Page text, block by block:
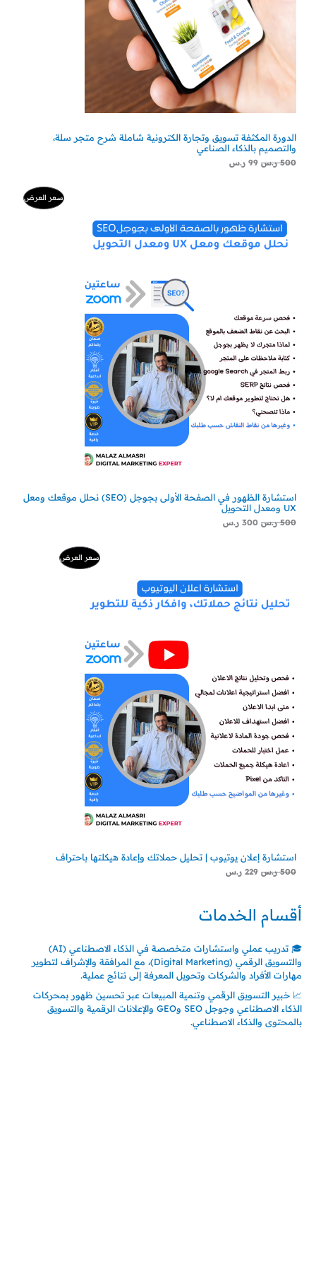
الدورة المكثفة تسويق وتجارة الكترونية شاملة شرح متجر سلة،
والتصميم بالذكاء الصناعي
500 ر.س 99 ر.س
سعر العرضمنتج
استشارة الظهور في الصفحة الأولى بجوجل (SEO) نحلل موقعك ومعل
UX ومعدل التحويل
500 ر.س
500 ر.س.
300 ر.س
300 ر.س.
سعر العرضمنتج
استشارة إعلان يوتيوب | تحليل حملاتك وإعادة هيكلتها باحتراف
500 ر.س 229 ر.س
229 ر.س.
أقسام الخدمات
🎓 تدريب عملي واستشارات متخصصة في الذكاء الاصطناعي (AI)
والتسويق الرقمي (Digital Marketing)، مع المرافقة والإشراف لتطوير
مهارات الأفراد والشركات وتحويل المعرفة إلى نتائج عملية.
📈 خبير التسويق الرقمي وتنمية المبيعات عبر تحسين ظهور بمحركات
الذكاء الاصطناعي وجوجل SEO وGEO والإعلانات الرقمية والتسويق
بالمحتوى والذكاء الاصطناعي.